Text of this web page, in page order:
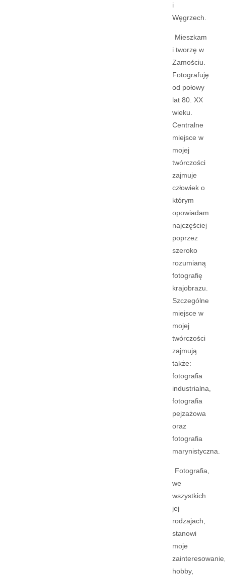
i
Węgrzech.
Mieszkam
i tworzę w
Zamościu.
Fotografuję
od połowy
lat 80. XX
wieku.
Centralne
miejsce w
mojej
twórczości
zajmuje
człowiek o
którym
opowiadam
najczęściej
poprzez
szeroko
rozumianą
fotografię
krajobrazu.
Szczególne
miejsce w
mojej
twórczości
zajmują
także:
fotografia
industrialna,
fotografia
pejzażowa
oraz
fotografia
marynistyczna.
Fotografia,
we
wszystkich
jej
rodzajach,
stanowi
moje
hobby,